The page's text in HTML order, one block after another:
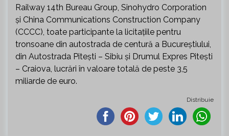
Railway 14th Bureau Group, Sinohydro Corporation
și China Communications Construction Company
(CCCC), toate participante la licitațiile pentru
tronsoane din autostrada de centură a Bucureștiului,
din Autostrada Pitești – Sibiu și Drumul Expres Pitești
– Craiova, lucrări în valoare totală de peste 3,5
miliarde de euro.
Distribuie